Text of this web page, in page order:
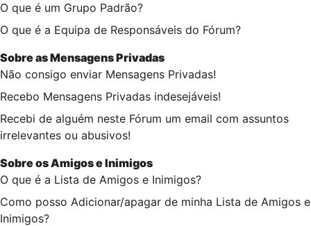
O que é um Grupo Padrão?
O que é a Equipa de Responsáveis do Fórum?
Sobre asMensagens Privadas
Não consigo enviar Mensagens Privadas!
Recebo Mensagens Privadas indesejáveis!
Recebi de alguém neste Fórum um email com assuntos
irrelevantes ou abusivos!
Sobre osAmigoseInimigos
O que é a Lista de Amigos e Inimigos?
Como posso Adicionar/apagar de minha Lista de Amigos e
Inimigos?